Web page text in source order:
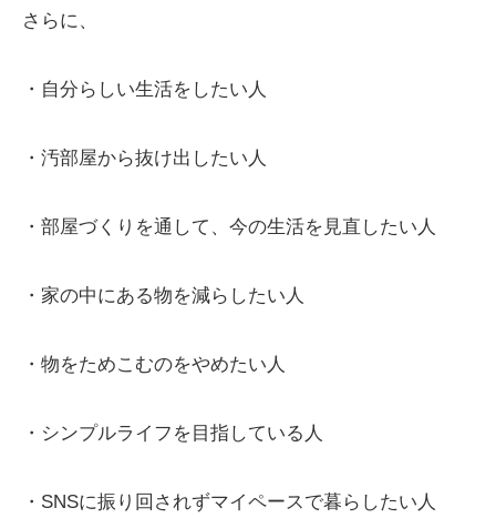
さらに、
・自分らしい生活をしたい人
・汚部屋から抜け出したい人
・部屋づくりを通して、今の生活を見直したい人
・家の中にある物を減らしたい人
・物をためこむのをやめたい人
・シンプルライフを目指している人
・SNSに振り回されずマイペースで暮らしたい人